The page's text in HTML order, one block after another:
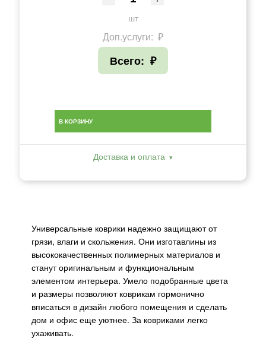
шт
Доп.услуги: ₽
Всего: ₽
В КОРЗИНУ
Доставка и оплата
Универсальные коврики надежно защищают от
грязи, влаги и скольжения. Они изготавлины из
высококачественных полимерных материалов и
станут оригинальным и функциональным
элементом интерьера. Умело подобранные цвета
и размеры позволяют коврикам гормонично
вписаться в дизайн любого помещения и сделать
дом и офис еще уютнее. За ковриками легко
ухаживать.